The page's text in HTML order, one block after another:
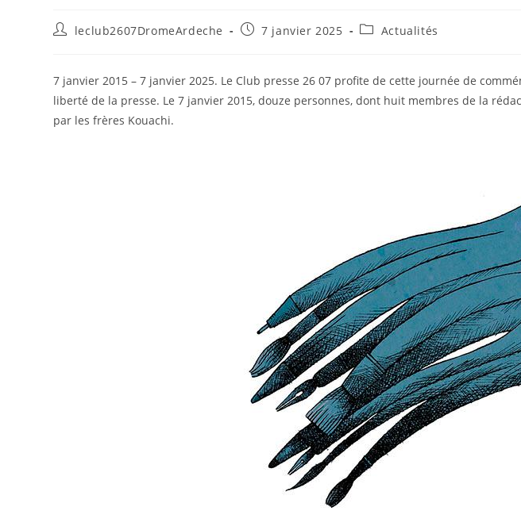
leclub2607DromeArdeche 7 janvier 2025 Actualités
7 janvier 2015 – 7 janvier 2025. Le Club presse 26 07 profite de cette journée de
liberté de la presse. Le 7 janvier 2015,douze personnes, dont huit membres de la
par les frères Kouachi.